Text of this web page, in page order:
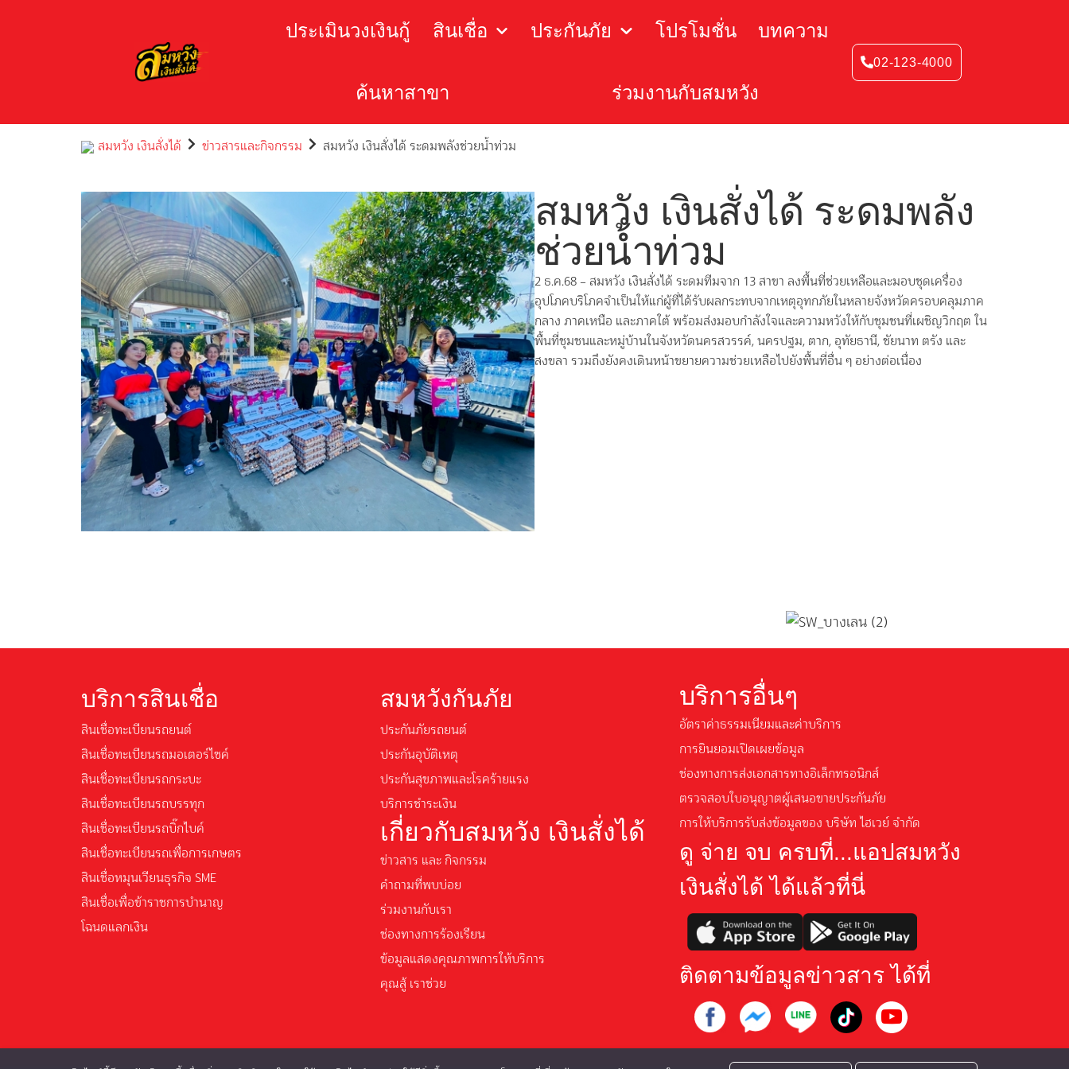
ประเมินวงเงินกู้ สินเชื่อ ประกันภัย โปรโมชั่น บทความ
ค้นหาสาขา ร่วมงานกับสมหวัง
02-123-4000
สมหวัง เงินสั่งได้ ข่าวสารและกิจกรรม สมหวัง เงินสั่งได้ ระดมพลังช่วยน้ำท่วม
สมหวัง เงินสั่งได้ ระดมพลัง
ช่วยน้ำท่วม
2 ธ.ค.68 – สมหวัง เงินสั่งได้ ระดมทีมจาก 13 สาขา ลงพื้นที่ช่วยเหลือและมอบชุดเครื่อง
อุปโภคบริโภคจำเป็นให้แก่ผู้ที่ได้รับผลกระทบจากเหตุอุทกภัยในหลายจังหวัดครอบคลุมภาค
กลาง ภาคเหนือ และภาคใต้ พร้อมส่งมอบกำลังใจและความหวังให้กับชุมชนที่เผชิญวิกฤต ใน
พื้นที่ชุมชนและหมู่บ้านในจังหวัดนครสวรรค์, นครปฐม, ตาก, อุทัยธานี, ชัยนาท ตรัง และ
สงขลา รวมถึงยังคงเดินหน้าขยายความช่วยเหลือไปยังพื้นที่อื่น ๆ อย่างต่อเนื่อง
บริการสินเชื่อ
สินเชื่อทะเบียนรถยนต์
สินเชื่อทะเบียนรถมอเตอร์ไซค์
สินเชื่อทะเบียนรถกระบะ
สินเชื่อทะเบียนรถบรรทุก
สินเชื่อทะเบียนรถบิ๊กไบค์
สินเชื่อทะเบียนรถเพื่อการเกษตร
สินเชื่อหมุนเวียนธุรกิจ SME
สินเชื่อเพื่อข้าราชการบำนาญ
โฉนดแลกเงิน
สมหวังกันภัย
ประกันภัยรถยนต์
ประกันอุบัติเหตุ
ประกันสุขภาพและโรคร้ายแรง
บริการชำระเงิน
เกี่ยวกับสมหวัง เงินสั่งได้
ข่าวสาร และ กิจกรรม
คำถามที่พบบ่อย
ร่วมงานกับเรา
ช่องทางการร้องเรียน
ข้อมูลแสดงคุณภาพการให้บริการ
คุณสู้ เราช่วย
บริการอื่นๆ
อัตราค่าธรรมเนียมและค่าบริการ
การยินยอมเปิดเผยข้อมูล
ช่องทางการส่งเอกสารทางอิเล็กทรอนิกส์
ตรวจสอบใบอนุญาตผู้เสนอขายประกันภัย
การให้บริการรับส่งข้อมูลของ บริษัท ไฮเวย์ จำกัด
ดู จ่าย จบ ครบที่...แอปสมหวัง
เงินสั่งได้ ได้แล้วที่นี่
ติดตามข้อมูลข่าวสาร ได้ที่